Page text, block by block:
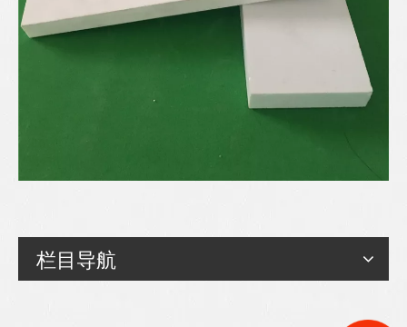
栏目导航